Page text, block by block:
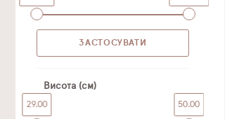
Висота (см)
29.00 50.00